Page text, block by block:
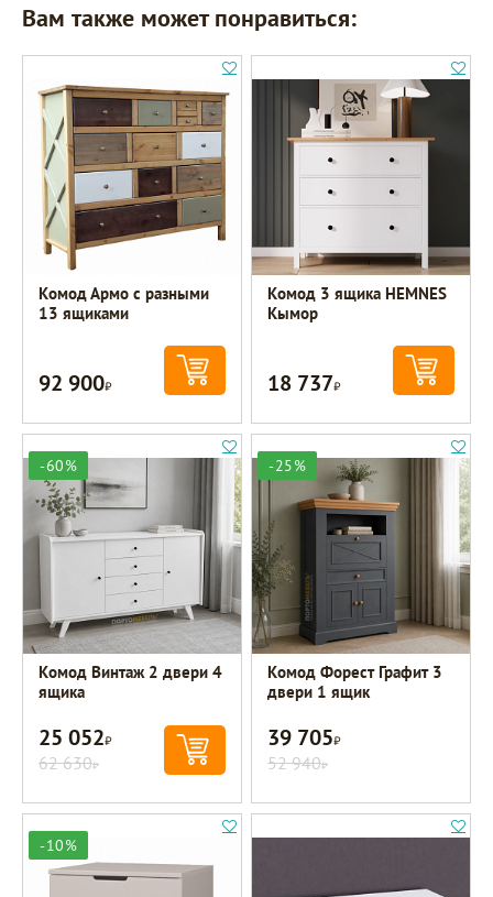
Вам также может понравиться:
Комод Армо с разными
13 ящиками
92 900Р
Комод 3 ящика HEMNES
Кымор
18 737Р
-60%
Комод Винтаж 2 двери 4
ящика
25 052Р
62 630Р
-25%
Комод Форест Графит 3
двери 1 ящик
39 705Р
52 940Р
-10%